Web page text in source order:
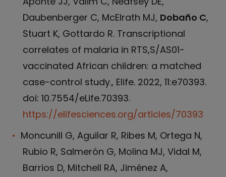
Daubenberger C, McElrath MJ, Dobaño C,
Stuart K, Gottardo R. Transcriptional
correlates of malaria in RTS,S/AS01-
vaccinated African children: a matched
case-control study., Elife. 2022, 11:e70393.
doi: 10.7554/eLife.70393.
https://elifesciences.org/articles/70393
Moncunill G, Aguilar R, Ribes M, Ortega N,
Rubio R, Salmerón G, Molina MJ, Vidal M,
Barrios D, Mitchell RA, Jiménez A,